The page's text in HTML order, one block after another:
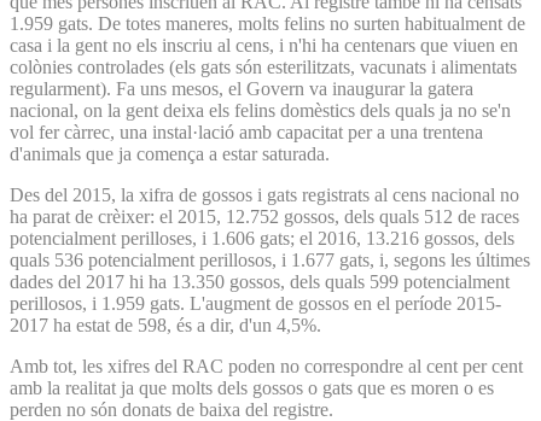
1.959 gats. De totes maneres, molts felins no surten habitualment de
casa i la gent no els inscriu al cens, i n'hi ha centenars que viuen en
colònies controlades (els gats són esterilitzats, vacunats i alimentats
regularment). Fa uns mesos, el Govern va inaugurar la gatera
nacional, on la gent deixa els felins domèstics dels quals ja no se'n
vol fer càrrec, una instal·lació amb capacitat per a una trentena
d'animals que ja comença a estar saturada.
Des del 2015, la xifra de gossos i gats registrats al cens nacional no
ha parat de crèixer: el 2015, 12.752 gossos, dels quals 512 de races
potencialment perilloses, i 1.606 gats; el 2016, 13.216 gossos, dels
quals 536 potencialment perillosos, i 1.677 gats, i, segons les últimes
dades del 2017 hi ha 13.350 gossos, dels quals 599 potencialment
perillosos, i 1.959 gats. L'augment de gossos en el període 2015-
2017 ha estat de 598, és a dir, d'un 4,5%.
Amb tot, les xifres del RAC poden no correspondre al cent per cent
amb la realitat ja que molts dels gossos o gats que es moren o es
perden no són donats de baixa del registre.